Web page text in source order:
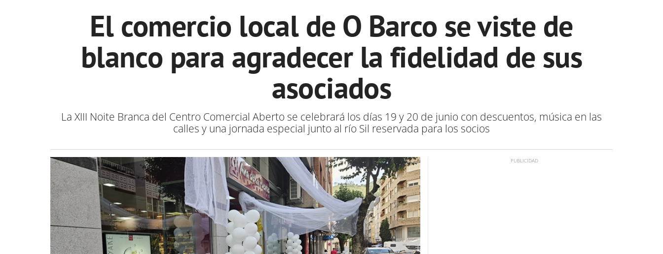
El comercio local de O Barco se viste de
blanco para agradecer la fidelidad de sus
asociados
La XIII Noite Branca del Centro Comercial Aberto se celebrará los días 19 y 20 de junio con descuentos, música en las
calles y una jornada especial junto al río Sil reservada para los socios